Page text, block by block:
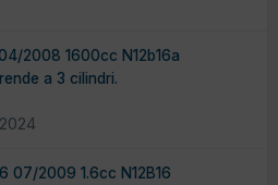
2008 1600cc N12b16a
a 3 cilindri.
07/2009 1.6cc N12B16